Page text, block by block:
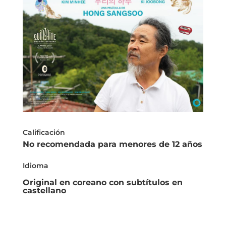
Calificación
No recomendada para menores de 12 años
Idioma
Original en coreano con subtítulos en
castellano